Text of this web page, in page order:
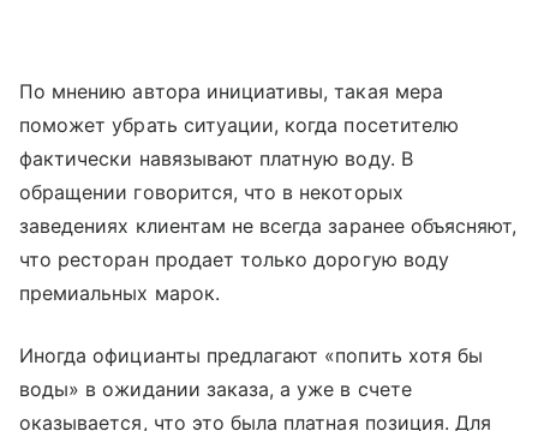
По мнению автора инициативы, такая мера
поможет убрать ситуации, когда посетителю
фактически навязывают платную воду. В
обращении говорится, что в некоторых
заведениях клиентам не всегда заранее объясняют,
что ресторан продает только дорогую воду
премиальных марок.
Иногда официанты предлагают «попить хотя бы
воды» в ожидании заказа, а уже в счете
оказывается, что это была платная позиция. Для